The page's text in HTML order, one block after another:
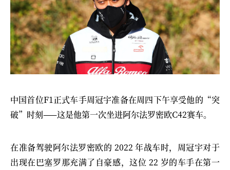
中国首位F1正式车手周冠宇准备在周四下午享受他的“突
破”时刻——这是他第一次坐进阿尔法罗密欧C42赛车。
在准备驾驶阿尔法罗密欧的 2022 年战车时，周冠宇对于
出现在巴塞罗那充满了自豪感，这位 22 岁的车手在第一